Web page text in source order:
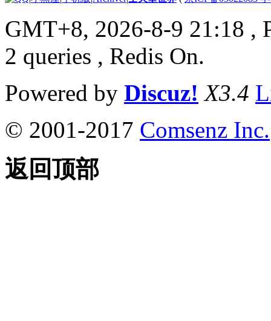
GMT+8, 2026-8-9 21:18 ,
2 queries , Redis On.
Powered by Discuz! X3.4
© 2001-2017 Comsenz Inc.
返回顶部